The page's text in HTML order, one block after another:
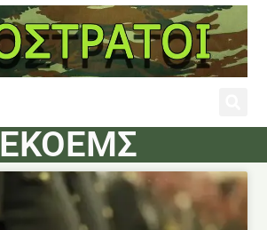
ΕΚΟΕΜΣ